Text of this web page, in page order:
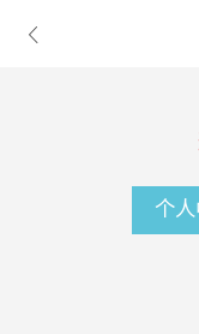

个